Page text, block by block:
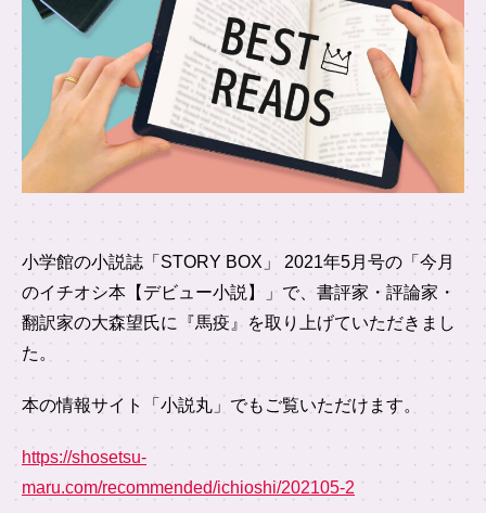
小学館の小説誌「STORY BOX」 2021年5月号の「今月
のイチオシ本【デビュー小説】」で、書評家・評論家・
翻訳家の大森望氏に『馬疫』を取り上げていただきまし
た。
本の情報サイト「小説丸」でもご覧いただけます。
https://shosetsu-
maru.com/recommended/ichioshi/202105-2